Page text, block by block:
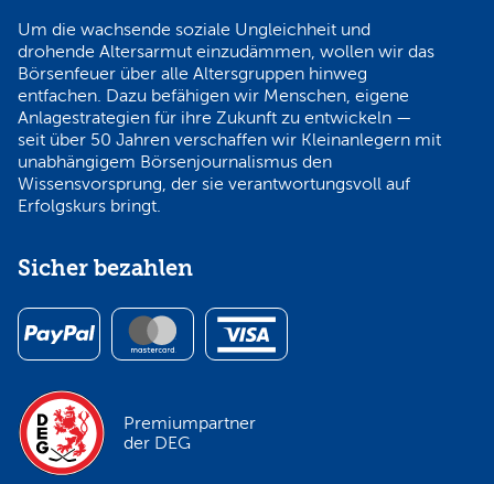
Um die wachsende soziale Ungleichheit und
drohende Altersarmut einzudämmen, wollen wir das
Börsenfeuer über alle Altersgruppen hinweg
entfachen. Dazu befähigen wir Menschen, eigene
Anlagestrategien für ihre Zukunft zu entwickeln —
seit über 50 Jahren verschaffen wir Kleinanlegern mit
unabhängigem Börsenjournalismus den
Wissensvorsprung, der sie verantwortungsvoll auf
Erfolgskurs bringt.
Sicher bezahlen
Premiumpartner
der DEG